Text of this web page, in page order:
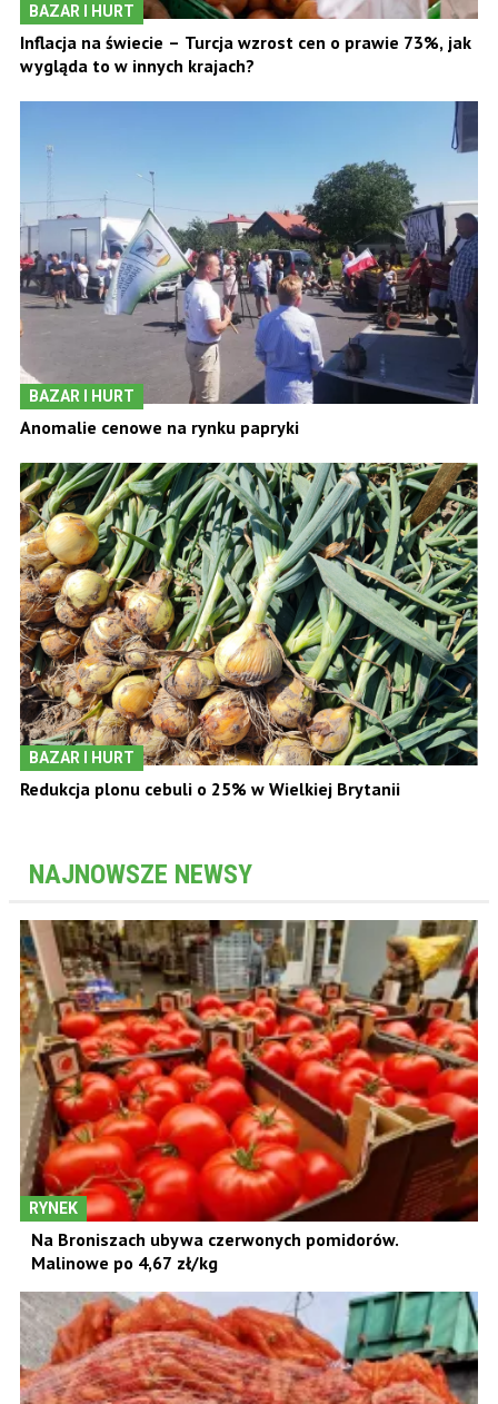
BAZAR I HURT
Inflacja na świecie – Turcja wzrost cen o prawie 73%, jak
wygląda to w innych krajach?
BAZAR I HURT
Anomalie cenowe na rynku papryki
BAZAR I HURT
Redukcja plonu cebuli o 25% w Wielkiej Brytanii
NAJNOWSZE NEWSY
RYNEK
Na Broniszach ubywa czerwonych pomidorów.
Malinowe po 4,67 zł/kg